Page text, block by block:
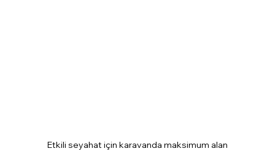
Etkili seyahat için karavanda maksimum alan